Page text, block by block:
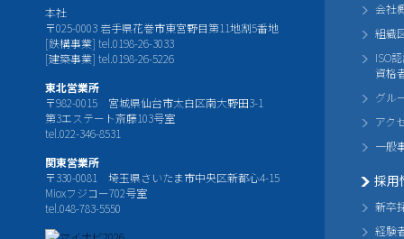
本社
〒025-0003 岩手県花巻市東宮野目第11地割5番地
[鉄構事業] tel.0198-26-3033
[建築事業] tel.0198-26-5226
東北営業所
〒982-0015 宮城県仙台市太白区南大野田3-1
第3エステート斎藤103号室
tel.022-346-8531
関東営業所
〒330-0081 埼玉県さいたま市中央区新都心4-15
Mioxフジコー702号室
tel.048-783-5550
会社
組織
ISO
資格
グル
アク
一般
採用
新卒
経験